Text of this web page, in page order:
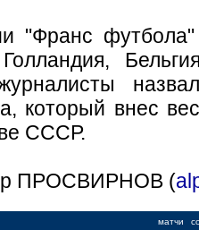
"Франс
который внес
СССР.
ПРОСВИРНОВ (
матчи